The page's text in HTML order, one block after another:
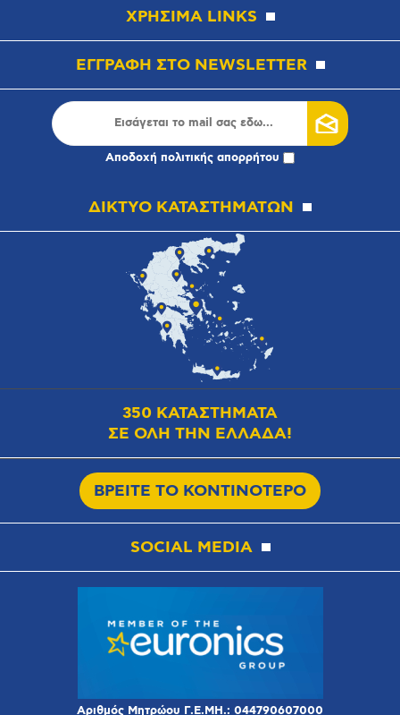
ΧΡΗΣΙΜΑ LINKS
ΕΓΓΡΑΦΗ ΣΤΟ NEWSLETTER
Αποδοχή πολιτικής απορρήτου
ΔΙΚΤΥΟ ΚΑΤΑΣΤΗΜΑΤΩΝ
350 ΚΑΤΑΣΤΗΜΑΤΑ
ΣΕ ΟΛΗ ΤΗΝ ΕΛΛΑΔΑ!
ΒΡΕΙΤΕ ΤΟ ΚΟΝΤΙΝΟΤΕΡΟ
SOCIAL MEDIA